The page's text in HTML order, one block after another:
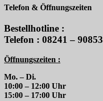
Telefon & Öffnungszeiten
Bestellhotline :
Telefon : 08241 – 90853
Öffnungszeiten :
Mo. – Di.
10:00 – 12:00 Uhr
15:00 – 17:00 Uhr